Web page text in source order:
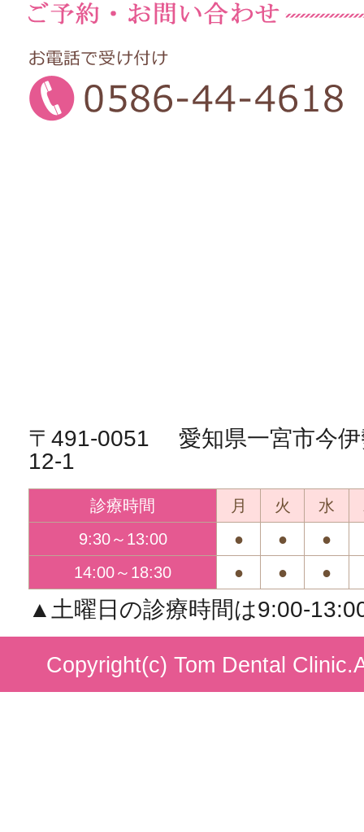
〒491-0051 愛知県一宮市今伊
12-1
診療時間 月 火 水
9:30～13:00
● ●
●
14:00～18:30
● ● ●
▲土曜日の診療時間は9:00-
Copyright(c) Tom Dental